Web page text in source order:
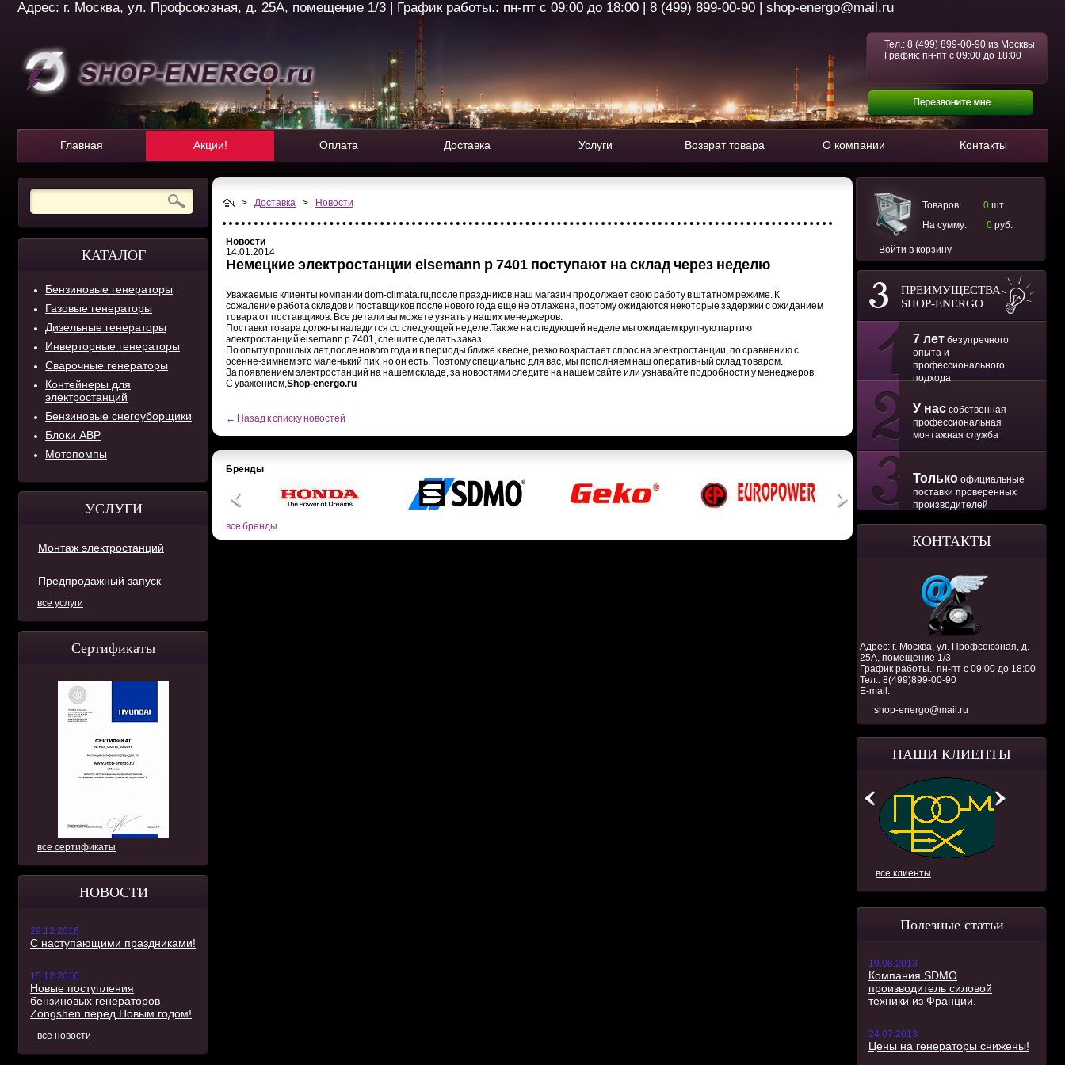
Адрес: г. Москва, ул. Профсоюзная, д. 25А, помещение 1/3 | График работы.: пн-пт с 09:00 до 18:00 | 8 (499) 899-00-90 | shop-energo@mail.ru
Тел.: 8 (499) 899-00-90 из Москвы
График: пн-пт с 09:00 до 18:00
Главная Акции! Оплата Доставка Услуги Возврат товара О компании Контакты
КАТАЛОГ
Бензиновые генераторы
Газовые генераторы
Дизельные генераторы
Инверторные генераторы
Сварочные генераторы
Контейнеры для
электростанций
Бензиновые снегоуборщики
Блоки АВР
Мотопомпы
УСЛУГИ
Монтаж электростанций
Предпродажный запуск
все услуги
Сертификаты
все сертификаты
НОВОСТИ
29.12.2016
С наступающими праздниками!
15.12.2016
Новые поступления
бензиновых генераторов
Zongshen перед Новым годом!
все новости
Товаров: 0 шт.
На сумму:
0 руб.
Войти в корзину
ПРЕИМУЩЕСТВА
SHOP-ENERGO
7 лет безупречного
опыта и
профессионального
подхода
У нас собственная
профессиональная
монтажная служба
Только официальные
поставки проверенных
производителей
КОНТАКТЫ
Адрес: г. Москва, ул. Профсоюзная, д.
25А, помещение 1/3
График работы.: пн-пт с 09:00 до 18:00
Тел.: 8(499)899-00-90
E-mail:
shop-energo@mail.ru
НАШИ КЛИЕНТЫ
все клиенты
Полезные статьи
19.08.2013
Компания SDMO
производитель силовой
техники из Франции.
24.07.2013
Цены на генераторы снижены!
> Доставка > Новости
Новости
14.01.2014
Немецкие электростанции eisemann p 7401 поступают на склад через неделю
Уважаемые клиенты компании dom-climata.ru,после праздников,наш магазин продолжает свою работу в штатном режиме. К
сожаление работа складов и поставщиков после нового года еще не отлажена, поэтому ожидаются некоторые задержки с ожиданием
товара от поставщиков. Все детали вы можете узнать у наших менеджеров.
Поставки товара должны наладится со следующей неделе.Так же на следующей неделе мы ожидаем крупную партию
электростанций eisemann p 7401, спешите сделать заказ.
По опыту прошлых лет,после нового года и в периоды ближе к весне, резко возрастает спрос на электростанции, по сравнению с
осенне-зимнем это маленький пик, но он есть. Поэтому специально для вас, мы пополняем наш оперативный склад товаром.
За появлением электростанций на нашем складе, за новостями следите на нашем сайте или узнавайте подробности у менеджеров.
С уважением,Shop-energo.ru
← Назад к списку новостей
Бренды
все бренды